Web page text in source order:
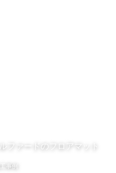
ファードのフロアマット
事例